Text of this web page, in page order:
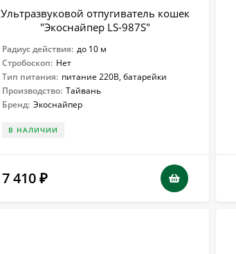
Ультразвуковой отпугиватель кошек
"Экоснайпер LS-987S"
Радиус действия: до 10 м
Стробоскоп: Нет
Тип питания: питание 220В, батарейки
Производство: Тайвань
Бренд: Экоснайпер
В НАЛИЧИИ
7 410 ₽